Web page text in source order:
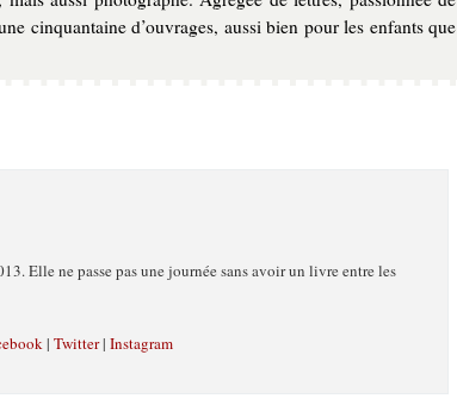
cinquantaine d’ouvrages, aussi bien pour les enfants que
Elle ne passe pas une journée sans avoir un livre entre les
| Twitter| Instagram